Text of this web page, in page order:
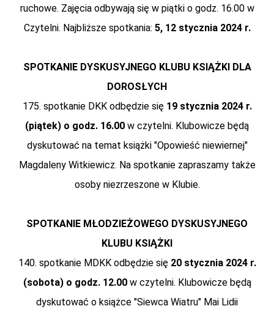
ruchowe. Zajęcia odbywają się w piątki o godz. 16.00 w
Czytelni. Najbliższe spotkania: 5, 12 stycznia2024 r.
SPOTKANIE DYSKUSYJNEGO KLUBU KSIĄŻKI DLA
DOROSŁYCH
175. spotkanie DKK odbędzie się 19 stycznia 2024 r.
(piątek) o godz. 16.00 w czytelni. Klubowicze będą
dyskutować na temat książki "Opowieść niewiernej"
Magdaleny Witkiewicz. Na spotkanie zapraszamy także
osoby niezrzeszone w Klubie.
SPOTKANIE MŁODZIEŻOWEGO DYSKUSYJNEGO
KLUBU KSIĄŻKI
140. spotkanie MDKK odbędzie się 20 stycznia 2024 r.
(sobota) o godz. 12.00w czytelni. Klubowicze będą
dyskutować o książce "Siewca Wiatru" Mai Lidii